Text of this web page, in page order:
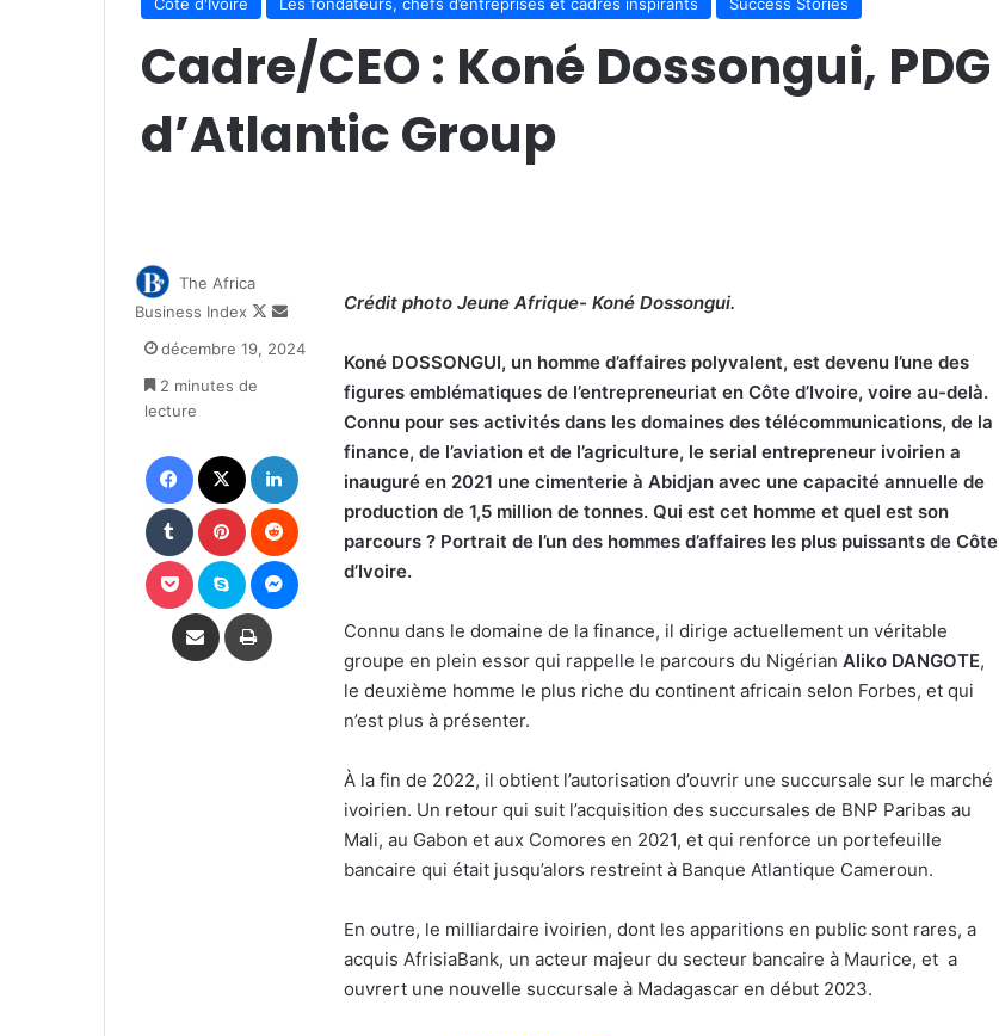
Cadre/CEO : Koné Dossongui, PDG
d’Atlantic Group
Crédit photo Jeune Afrique- Koné Dossongui.
Koné DOSSONGUI, un homme d’affaires polyvalent, est devenu l’une des
figures emblématiques de l’entrepreneuriat en Côte d’Ivoire, voire au-delà.
Connu pour ses activités dans les domaines des télécommunications, de la
finance, de l’aviation et de l’agriculture, le serial entrepreneur ivoirien a
inauguré en 2021 une cimenterie à Abidjan avec une capacité annuelle de
production de 1,5 million de tonnes. Qui est cet homme et quel est son
parcours ? Portrait de l’un des hommes d’affaires les plus puissants de Côte
d’Ivoire.
Connu dans le domaine de la finance, il dirige actuellement un véritable
groupe en plein essor qui rappelle le parcours du Nigérian Aliko DANGOTE,
le deuxième homme le plus riche du continent africain selon Forbes, et qui
n’est plus à présenter.
À la fin de 2022, il obtient l’autorisation d’ouvrir une succursale sur le marché
ivoirien. Un retour qui suit l’acquisition des succursales de BNP Paribas au
Mali, au Gabon et aux Comores en 2021, et qui renforce un portefeuille
bancaire qui était jusqu’alors restreint à Banque Atlantique Cameroun.
En outre, le milliardaire ivoirien, dont les apparitions en public sont rares, a
acquis AfrisiaBank, un acteur majeur du secteur bancaire à Maurice, et a
ouvrert une nouvelle succursale à Madagascar en début 2023.
The Africa
Business Index
Follow
X
Envoyer
courriel
décembre 19, 2024
2 minutes de
lecture
Facebook Linkedin
Tumblr Pinterest
Pocket Skype
Partager par email Imprimer